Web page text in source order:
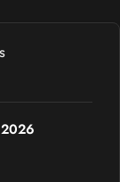
2026